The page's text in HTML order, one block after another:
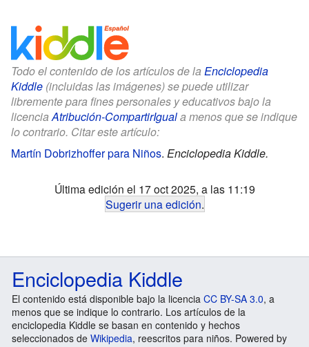
Todo el contenido de los artículos de la Enciclopedia
Kiddle (incluidas las imágenes) se puede utilizar
libremente para fines personales y educativos bajo la
licenciaAtribución-CompartirIguala menos que se indique
lo contrario. Citar este artículo:
Martín Dobrizhoffer para Niños. Enciclopedia Kiddle.
Última edición el 17 oct 2025, a las 11:19
Sugerir una edición.
Enciclopedia Kiddle
El contenido está disponible bajo la licencia CC BY-SA 3.0, a
menos que se indique lo contrario. Los artículos de la
enciclopedia Kiddle se basan en contenido y hechos
seleccionados de Wikipedia, reescritos para niños. Powered by